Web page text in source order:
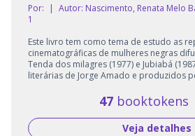
Por: | Autor: Nascimento, Renata Melo
1
Este livro tem como tema de estudo as
cinematográficas de mulheres negras
Tenda dos milagres (1977) e Jubiabá
literárias de Jorge Amado e produzidos
47 booktokens
Veja detalhes